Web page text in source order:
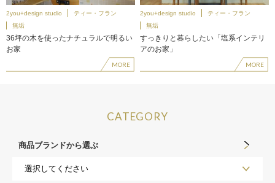
2you+design studio
ティー・フラン
無垢
36坪の木を使ったナチュラルで明るい
お家
MORE
2you+design studio
ティー・フラン
無垢
すっきりと暮らしたい「塩系インテリ
アのお家」
MORE
CATEGORY
商品ブランドから選ぶ